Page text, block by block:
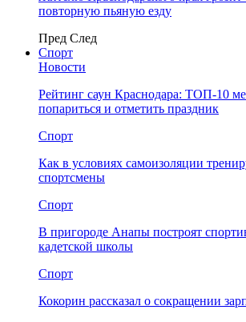
повторную пьяную езду
Пред След
Спорт
Новости
Рейтинг саун Краснодара: ТОП-10
попариться и отметить праздник
Спорт
Как в условиях самоизоляции
спортсмены
Спорт
В пригороде Анапы построят
кадетской школы
Спорт
Кокорин рассказал о сокращении